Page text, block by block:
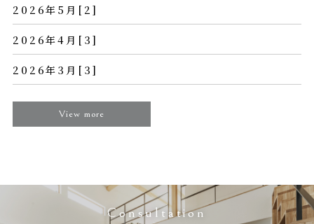
2026年5月[2]
2026年4月[3]
2026年3月[3]
View more
Consultation